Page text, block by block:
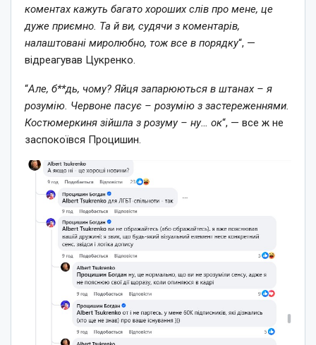
коментах кажуть багато хороших слів про мене, це
дуже приємно. Та й ви, судячи з коментарів,
налаштовані миролюбно, тож все в порядку“, —
відреагував Цукренко.
“Але, б**дь, чому? Яйця запарюються в штанах – я
розумію. Червоне пасує – розумію з застереженнями.
Костюмеркиня зійшла з розуму – ну… ок“, — все ж не
заспокоївся Процишин.